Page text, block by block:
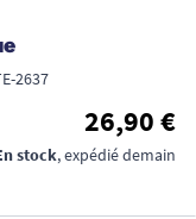
2637
26,90 €
stock, expédié demain